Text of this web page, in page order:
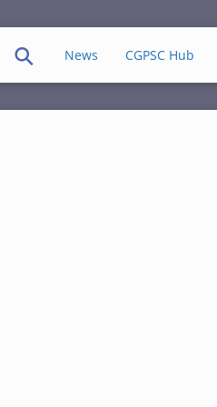
News CGPSC Hub